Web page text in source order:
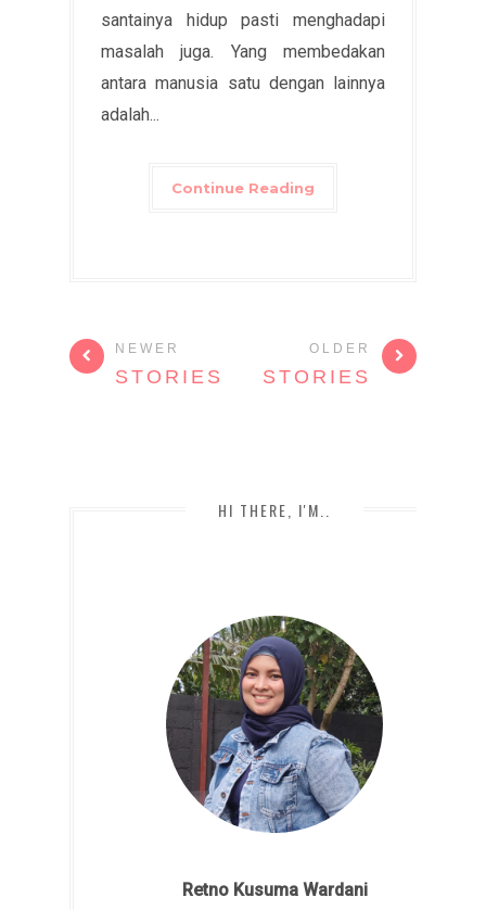
santainya hidup pasti menghadapi
masalah juga. Yang membedakan
antara manusia satu dengan lainnya
adalah...
Continue Reading
NEWER
STORIES
OLDER
STORIES
HI THERE, I'M..
Retno Kusuma Wardani